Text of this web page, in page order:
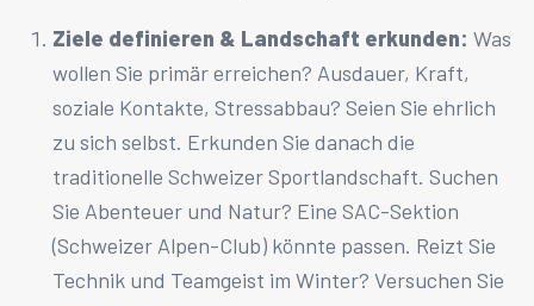
Ziele definieren & Landschaft erkunden: Was
wollen Sie primär erreichen? Ausdauer, Kraft,
soziale Kontakte, Stressabbau? Seien Sie ehrlich
zu sich selbst. Erkunden Sie danach die
traditionelle Schweizer Sportlandschaft. Suchen
Sie Abenteuer und Natur? Eine SAC-Sektion
(Schweizer Alpen-Club) könnte passen. Reizt Sie
Technik und Teamgeist im Winter? Versuchen Sie